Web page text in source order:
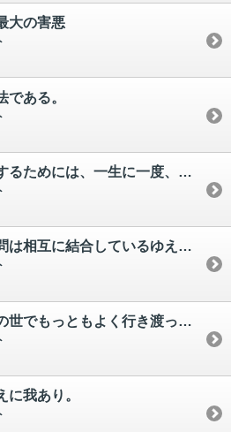
大の害悪
である。
正しく哲学するためには、一生に一度、自分のあらゆる持説を捨てる決心をしなければならない。
すべての学問は相互に結合しているゆえ、一つを他から分離するよりも、すべてを一度に学ぶほうが、はるかに容易であることをよく心得ねばならぬ。
良識とはこの世でもっともよく行き渡っているものである。 誰もその不足を訴えるものはいないのだから。
に我あり。